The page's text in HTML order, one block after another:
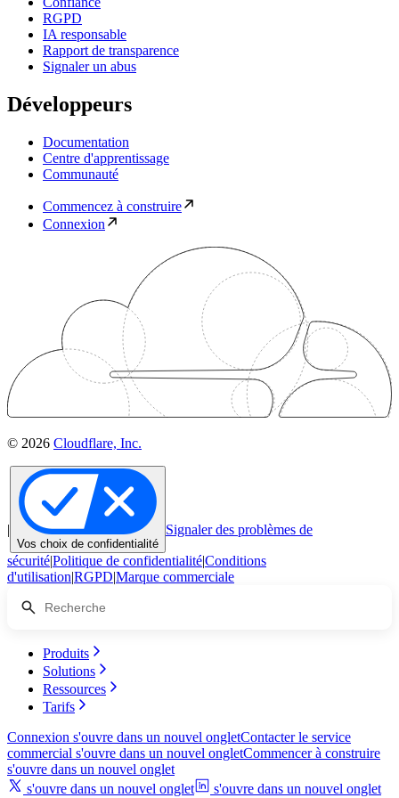
RGPD
IA responsable
Rapport de transparence
Signaler un abus
Développeurs
Documentation
Centre d'apprentissage
Communauté
Commencez à construire
Connexion
© 2026 Cloudflare, Inc.
|
Vos choix de confidentialité
Signaler des problèmes de
sécurité|Politique de confidentialité|Conditions
d'utilisation|RGPD|Marque commerciale
Produits
Solutions
Ressources
Tarifs
Connexion s'ouvre dans un nouvel ongletContacter le service
commercial s'ouvre dans un nouvel ongletCommencer à construire
s'ouvre dans un nouvel onglet
s'ouvre dans un nouvel onglet
s'ouvre dans un nouvel onglet